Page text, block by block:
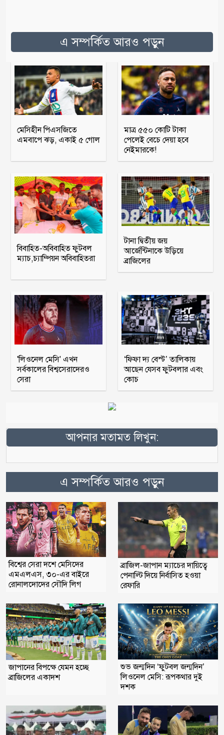
এ সম্পর্কিত আরও পড়ুন
মেসিহীন পিএসজিতে
এমবাপে ঝড়, একাই ৫ গোল
মাত্র ৫৫০ কোটি টাকা
পেলেই বেচে দেয়া হবে
নেইমারকে!
বিবাহিত-অবিবাহিত ফুটবল
ম্যাচ,চ্যাম্পিয়ন অবিবাহিতরা
টানা দ্বিতীয় জয়
আর্জেন্টিনাকে উড়িয়ে
ব্রাজিলের
'লিওনেল মেসি' এখন
সর্বকালের বিশ্বসেরাদেরও
সেরা
‘ফিফা দ্য বেস্ট’ তালিকায়
আছেন যেসব ফুটবলার এবং
কোচ
আপনার মতামত লিখুন:
এ সম্পর্কিত আরও পড়ুন
বিশ্বের সেরা দশে মেসিদের
এমএলএস, ৩০-এর বাইরে
রোনালদোদের সৌদি লিগ
ব্রাজিল-জাপান ম্যাচের দায়িত্বে
পেনাল্টি দিয়ে নির্বাসিত হওয়া
রেফারি
জাপানের বিপক্ষে যেমন হচ্ছে
ব্রাজিলের একাদশ
শুভ জন্মদিন ‘ফুটবল জন্মদিন’
লিওনেল মেসি: রূপকথার দুই
দশক